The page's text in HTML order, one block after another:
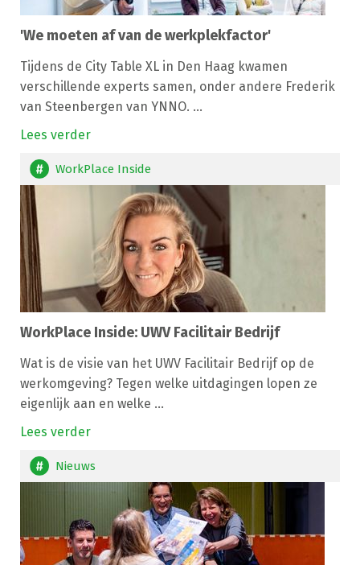
'We moeten af van de werkplekfactor'
Tijdens de City Table XL in Den Haag kwamen
verschillende experts samen, onder andere Frederik
van Steenbergen van YNNO. ...
Lees verder
WorkPlace Inside
WorkPlace Inside: UWV Facilitair Bedrijf
Wat is de visie van het UWV Facilitair Bedrijf op de
werkomgeving? Tegen welke uitdagingen lopen ze
eigenlijk aan en welke ...
Lees verder
Nieuws